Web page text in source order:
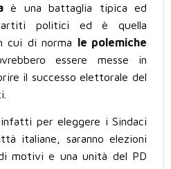
è una battaglia tipica ed
politici ed è quella
cui di norma le polemiche
essere messe in
il successo elettorale del
per eleggere i Sindaci
italiane, saranno elezioni
motivi e una unità del PD